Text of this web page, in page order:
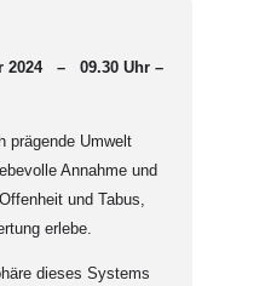
2024 – 09.30 Uhr –
prägende Umwelt
Annahme und
und Tabus,
erlebe.
dieses Systems